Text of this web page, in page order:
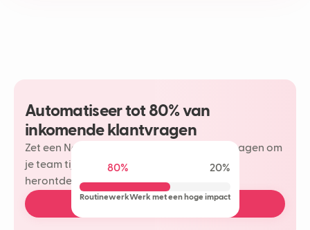
Automatiseer tot 80% van
inkomende klantvragen
Zet een Neople in op je meest herhaalde vragen om
je team tijd te besparen en meer plezier te
herontdekken in je klantinteracties.
Plan een gratis demo
80% 20%
RoutinewerkWerk met een hoge impact